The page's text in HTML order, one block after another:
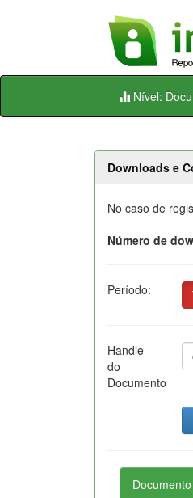
Skip
Nível:
Downloads e
No caso de
Número de
Período:
Handle
do
Documento
Documento